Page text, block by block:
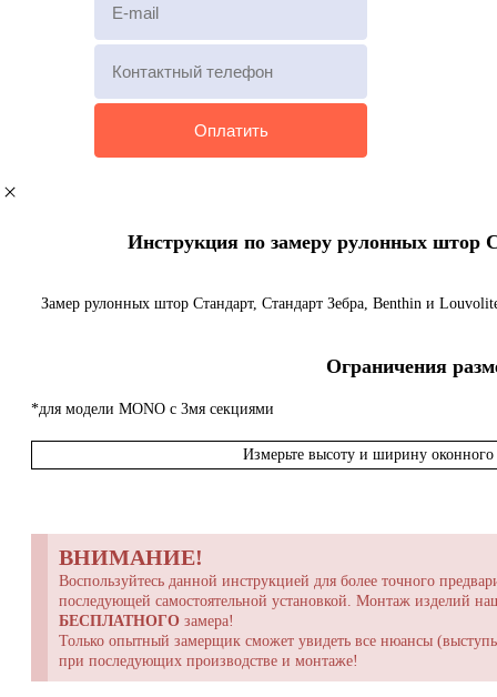
Инструкция по замеру рулонных штор
Замер рулонных штор Стандарт, Стандарт Зебра, Benthin и
Ограничения
*для модели MONO с 3мя секциями
Измерьте высоту и ширину оконного
ВНИМАНИЕ!
Воспользуйтесь данной инструкцией для более точного
последующей самостоятельной установкой. Монтаж изделий
БЕСПЛАТНОГО замера!
Только опытный замерщик сможет увидеть все нюансы
при последующих производстве и монтаже!